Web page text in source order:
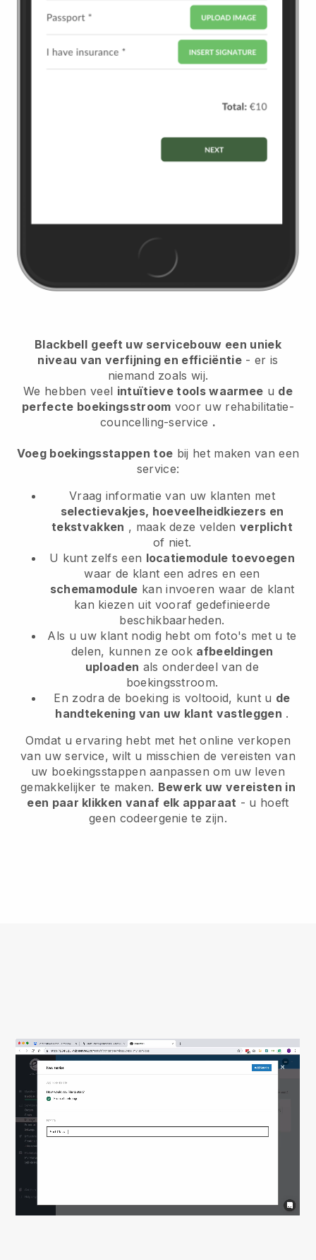
Blackbell geeft uw servicebouw een uniek
niveau van verfijning en efficiëntie- er is
niemand zoals wij.
We hebben veel intuïtieve tools waarmee u de
perfecte boekingsstroom voor uw rehabilitatie-
councelling-service .
Voeg boekingsstappen toe bij het maken van een
service:
Vraag informatie van uw klanten met
selectievakjes, hoeveelheidkiezers en
tekstvakken , maak deze veldenverplicht
of niet.
U kunt zelfs een locatiemodule toevoegen
waar de klant een adres en een
schemamodule kan invoeren waar de klant
kan kiezen uit vooraf gedefinieerde
beschikbaarheden.
Als u uw klant nodig hebt om foto's met u te
delen, kunnen ze ook afbeeldingen
uploaden als onderdeel van de
boekingsstroom.
En zodra de boeking is voltooid, kunt u de
handtekening van uw klant vastleggen .
Omdat u ervaring hebt met het online verkopen
van uw service, wilt u misschien de vereisten van
uw boekingsstappen aanpassen om uw leven
gemakkelijker te maken. Bewerk uw vereisten in
een paar klikken vanaf elk apparaat - u hoeft
geen codeergenie te zijn.